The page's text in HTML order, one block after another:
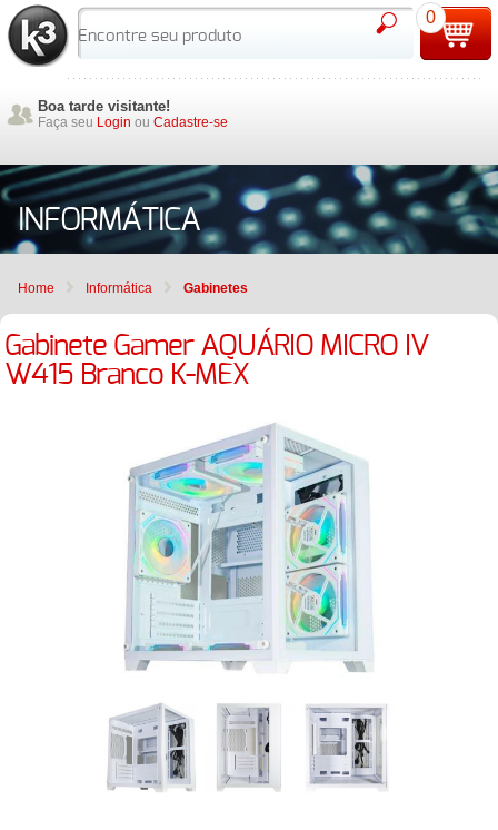
Boa tarde visitante!
Faça seu Login ou Cadastre-se
0
INFORMÁTICA
Home Informática Gabinetes
Gabinete Gamer AQUÁRIO MICRO IV
W415 Branco K-MEX